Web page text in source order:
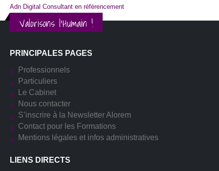
Adn Digital Consultant en référencement
Valorisons l'Humain !
PRINCIPALES PAGES
Professionnels
Particuliers
Le Cabinet
Nous contacter
S’inscrire à la Newsletter Alorem
Contact pour les Formations
Mentions légales et infos administratives
LIENS DIRECTS